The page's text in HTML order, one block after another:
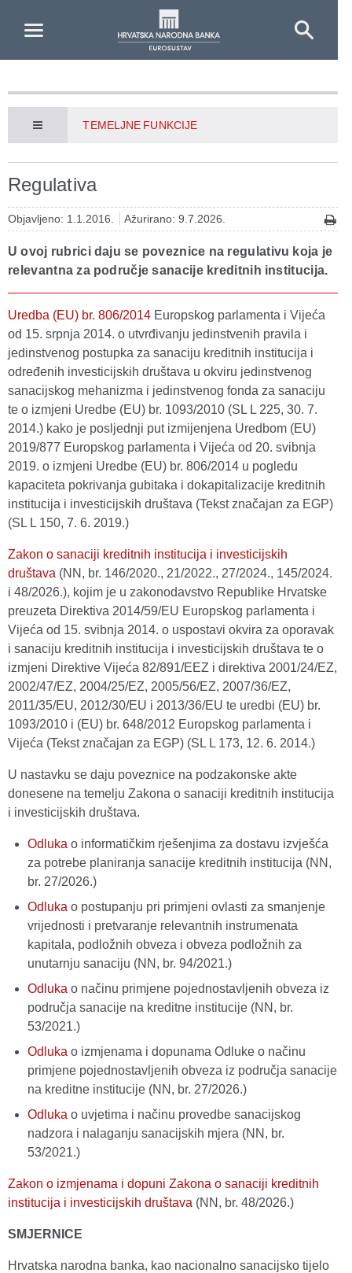
TEMELJNE FUNKCIJE
Regulativa
Objavljeno: 1.1.2016. Ažurirano: 9.7.2026.
U ovoj rubrici daju se poveznice na regulativu koja je
relevantna za područje sanacije kreditnih institucija.
Uredba (EU) br. 806/2014 Europskog parlamenta i Vijeća
od 15. srpnja 2014. o utvrđivanju jedinstvenih pravila i
jedinstvenog postupka za sanaciju kreditnih institucija i
određenih investicijskih društava u okviru jedinstvenog
sanacijskog mehanizma i jedinstvenog fonda za sanaciju
te o izmjeni Uredbe (EU) br. 1093/2010 (SL L 225, 30. 7.
2014.) kako je posljednji put izmijenjena Uredbom (EU)
2019/877 Europskog parlamenta i Vijeća od 20. svibnja
2019. o izmjeni Uredbe (EU) br. 806/2014 u pogledu
kapaciteta pokrivanja gubitaka i dokapitalizacije kreditnih
institucija i investicijskih društava (Tekst značajan za EGP)
(SL L 150, 7. 6. 2019.)
Zakon o sanaciji kreditnih institucija i investicijskih
društava (NN, br. 146/2020., 21/2022., 27/2024., 145/2024.
i 48/2026.), kojim je u zakonodavstvo Republike Hrvatske
preuzeta Direktiva 2014/59/EU Europskog parlamenta i
Vijeća od 15. svibnja 2014. o uspostavi okvira za oporavak
i sanaciju kreditnih institucija i investicijskih društava te o
izmjeni Direktive Vijeća 82/891/EEZ i direktiva 2001/24/EZ,
2002/47/EZ, 2004/25/EZ, 2005/56/EZ, 2007/36/EZ,
2011/35/EU, 2012/30/EU i 2013/36/EU te uredbi (EU) br.
1093/2010 i (EU) br. 648/2012 Europskog parlamenta i
Vijeća (Tekst značajan za EGP) (SL L 173, 12. 6. 2014.)
U nastavku se daju poveznice na podzakonske akte
donesene na temelju Zakona o sanaciji kreditnih institucija
i investicijskih društava.
Odluka o informatičkim rješenjima za dostavu izvješća
za potrebe planiranja sanacije kreditnih institucija (NN,
br. 27/2026.)
Odluka o postupanju pri primjeni ovlasti za smanjenje
vrijednosti i pretvaranje relevantnih instrumenata
kapitala, podložnih obveza i obveza podložnih za
unutarnju sanaciju (NN, br. 94/2021.)
Odluka o načinu primjene pojednostavljenih obveza iz
područja sanacije na kreditne institucije (NN, br.
53/2021.)
Odluka o izmjenama i dopunama Odluke o načinu
primjene pojednostavljenih obveza iz područja sanacije
na kreditne institucije (NN, br. 27/2026.)
Odluka o uvjetima i načinu provedbe sanacijskog
nadzora i nalaganju sanacijskih mjera (NN, br.
53/2021.)
Zakon o izmjenama i dopuni Zakona o sanaciji kreditnih
institucija i investicijskih društava (NN, br. 48/2026.)
SMJERNICE
Hrvatska narodna banka, kao nacionalno sanacijsko tijelo